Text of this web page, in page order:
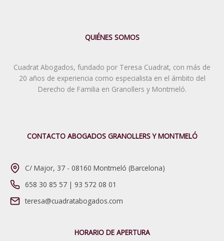
QUIÉNES SOMOS
Cuadrat Abogados, fundado por Teresa Cuadrat, con más de
20 años de experiencia como especialista en el ámbito del
Derecho de Familia en Granollers y Montmeló.
CONTACTO ABOGADOS GRANOLLERS Y MONTMELÓ
C/ Major, 37 - 08160 Montmeló (Barcelona)
658 30 85 57 | 93 572 08 01
teresa@cuadratabogados.com
HORARIO DE APERTURA